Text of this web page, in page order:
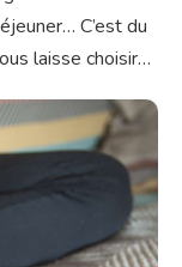
C’est du
laisse choisir…